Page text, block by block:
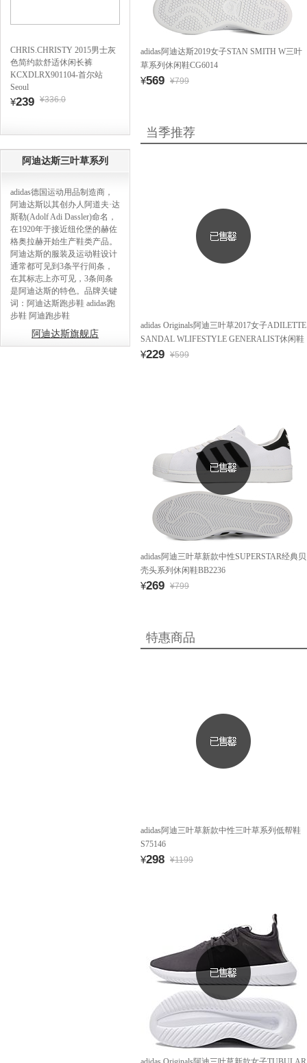
CHRIS.CHRISTY 2015男士灰
色简约款舒适休闲长裤
KCXDLRX901104-首尔站
Seoul
¥239 ¥336.0
阿迪达斯三叶草系列
adidas德国运动用品制造商，
阿迪达斯以其创办人阿道夫·达
斯勒(Adolf Adi Dassler)命名，
在1920年于接近纽伦堡的赫佐
格奥拉赫开始生产鞋类产品。
阿迪达斯的服装及运动鞋设计
通常都可见到3条平行间条，
在其标志上亦可见，3条间条
是阿迪达斯的特色。品牌关键
词：阿迪达斯跑步鞋 adidas跑
步鞋 阿迪跑步鞋
阿迪达斯旗舰店
adidas阿迪达斯2019女子STAN SMITH W三叶
草系列休闲鞋CG6014
¥569 ¥799
当季推荐
adidas Originals阿迪三叶草2017女子ADILETTE
SANDAL WLIFESTYLE GENERALIST休闲鞋
BB5097
¥229 ¥599
adidas阿迪三叶草新款中性SUPERSTAR经典贝
壳头系列休闲鞋BB2236
¥269 ¥799
特惠商品
adidas阿迪三叶草新款中性三叶草系列低帮鞋
S75146
¥298 ¥1199